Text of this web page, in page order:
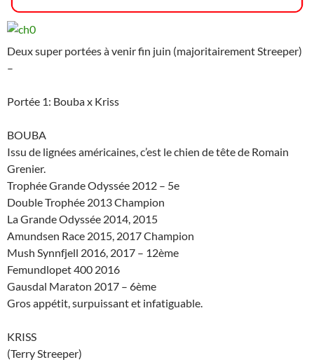
Deux super portées à venir fin juin (majoritairement Streeper)
–
Portée 1: Bouba x Kriss
BOUBA
Issu de lignées américaines, c’est le chien de tête de Romain
Grenier.
Trophée Grande Odyssée 2012 – 5e
Double Trophée 2013 Champion
La Grande Odyssée 2014, 2015
Amundsen Race 2015, 2017 Champion
Mush Synnfjell 2016, 2017 – 12ème
Femundlopet 400 2016
Gausdal Maraton 2017 – 6ème
Gros appétit, surpuissant et infatiguable.
KRISS
(Terry Streeper)